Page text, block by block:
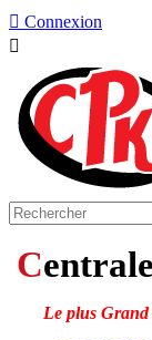
 Connexion

C
Le plus